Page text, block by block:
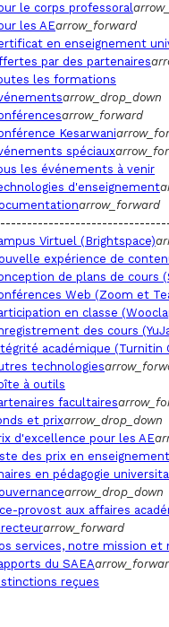
le corps professoral
les AEarrow_forward
en enseignement
par des partenaires
les formations
arrow_drop_down
arrow_forward
Kesarwani
spéciaux
les événements à venir
d'enseignement
arrow_forward
Virtuel (Brightspace)
expérience de
de plans de cours
Web (Zoom et
en classe
des cours
académique (Turnitin
technologies
à outils
facultaires
et prixarrow_drop_down
d'excellence pour les AE
des prix en enseignement
en pédagogie
arrow_drop_down
provost aux affaires
arrow_forward
services, notre mission et
du SAEA
reçues